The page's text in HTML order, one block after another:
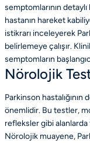
semptomlarının
hastanın hareket
istikrarı inceleyerek
belirlemeye çalışır.
semptomların
Nörolojik
Parkinson
önemlidir. Bu testler,
refleksler gibi
Nörolojik muayene,